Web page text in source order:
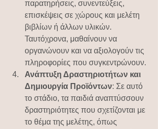
παρατηρήσεις, συνεντεύξεις,
επισκέψεις σε χώρους και μελέτη
βιβλίων ή άλλων υλικών.
Ταυτόχρονα, μαθαίνουν να
οργανώνουν και να αξιολογούν τις
πληροφορίες που συγκεντρώνουν.
Ανάπτυξη Δραστηριοτήτων και
Δημιουργία Προϊόντων: Σε αυτό
το στάδιο, τα παιδιά αναπτύσσουν
δραστηριότητες που σχετίζονται με
το θέμα της μελέτης, όπως